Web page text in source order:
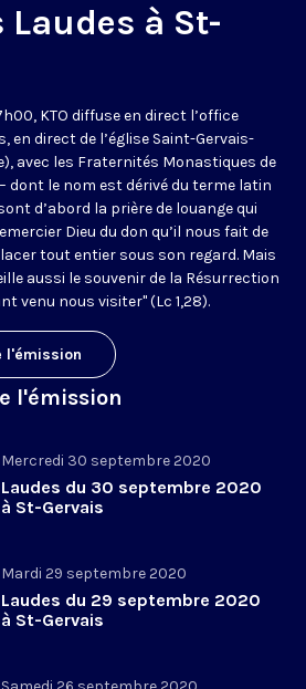
Laudes à St-
KTO diffuse en direct l’office
en direct de l’église Saint-Gervais-
avec les Fraternités Monastiques de
dont le nom est dérivé du terme latin
d’abord la prière de louange qui
Dieu du don qu’il nous fait de
tout entier sous son regard. Mais
aussi le souvenir de la Résurrection
venu nous visiter" (Lc 1,28).
l'émission
l'émission
Mercredi 30 septembre 2020
Laudes du 30 septembre 2020
à St-Gervais
Mardi 29 septembre 2020
Laudes du 29 septembre 2020
à St-Gervais